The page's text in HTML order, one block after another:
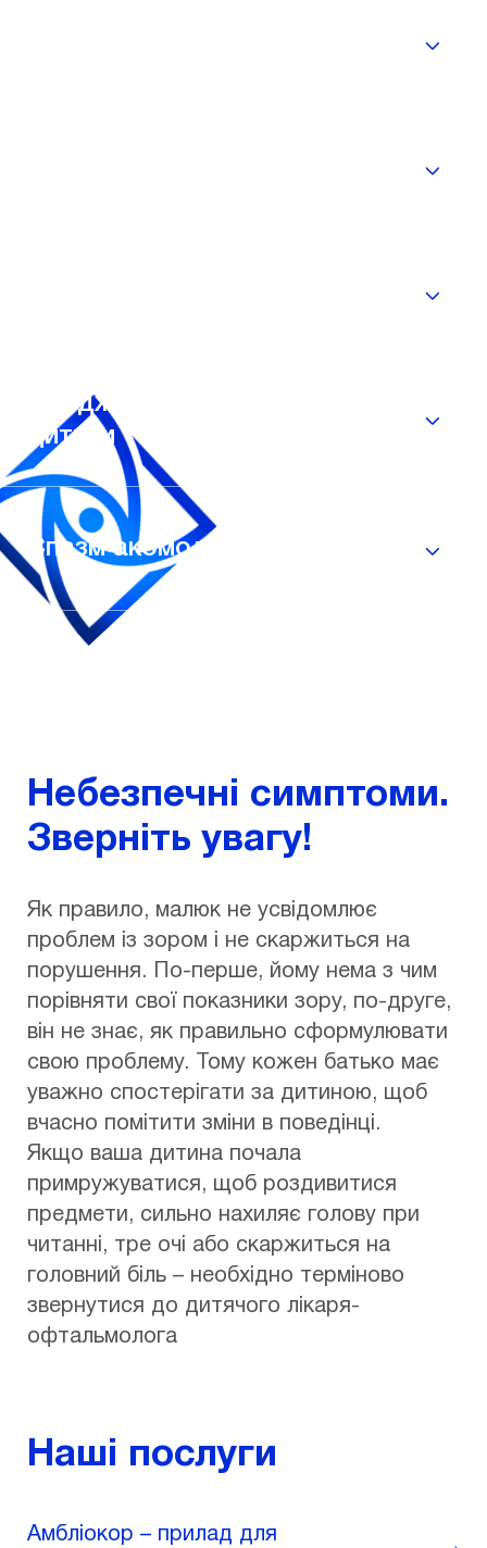
Вроджена катаракта у
дитини
Спазм акомодації
Небезпечні симптоми.
Зверніть увагу!
Як правило, малюк не усвідомлює
проблем із зором і не скаржиться на
порушення. По-перше, йому нема з чим
порівняти свої показники зору, по-друге,
він не знає, як правильно сформулювати
свою проблему. Тому кожен батько має
уважно спостерігати за дитиною, щоб
вчасно помітити зміни в поведінці.
Якщо ваша дитина почала
примружуватися, щоб роздивитися
предмети, сильно нахиляє голову при
читанні, тре очі або скаржиться на
головний біль – необхідно терміново
звернутися до дитячого лікаря-
офтальмолога
Наші послуги
Амбліокор – прилад для